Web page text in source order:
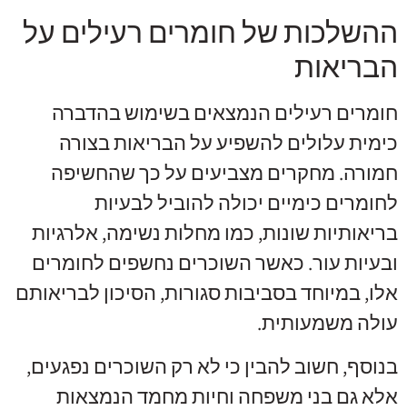
ההשלכות של חומרים רעילים על
הבריאות
חומרים רעילים הנמצאים בשימוש בהדברה
כימית עלולים להשפיע על הבריאות בצורה
חמורה. מחקרים מצביעים על כך שהחשיפה
לחומרים כימיים יכולה להוביל לבעיות
בריאותיות שונות, כמו מחלות נשימה, אלרגיות
ובעיות עור. כאשר השוכרים נחשפים לחומרים
אלו, במיוחד בסביבות סגורות, הסיכון לבריאותם
עולה משמעותית.
בנוסף, חשוב להבין כי לא רק השוכרים נפגעים,
אלא גם בני משפחה וחיות מחמד הנמצאות